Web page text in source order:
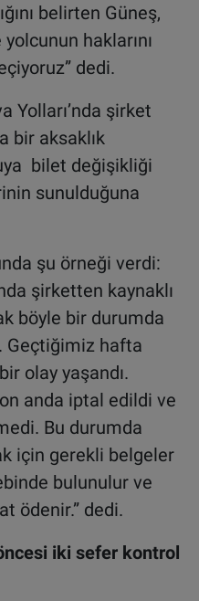
belirten Güneş,
haklarını
dedi.
Yolları’nda şirket
bir aksaklık
bilet değişikliği
sunulduğuna
şu örneği verdi:
şirketten kaynaklı
böyle bir durumda
Geçtiğimiz hafta
olay yaşandı.
anda iptal edildi ve
Bu durumda
için gerekli belgeler
bulunulur ve
ödenir.” dedi.
iki sefer kontrol